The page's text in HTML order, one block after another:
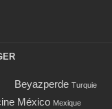
Beyazperde Turquie
México Mexique